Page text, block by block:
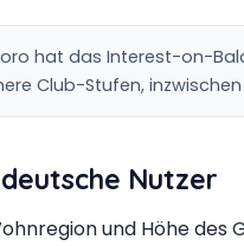
hat das Interest-on-
Club-Stufen,
Nutzer
und Höhe